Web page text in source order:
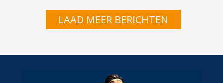
LAAD MEER BERICHTEN